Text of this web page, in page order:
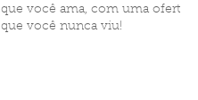
que você ama, com uma oferta
que você nunca viu!